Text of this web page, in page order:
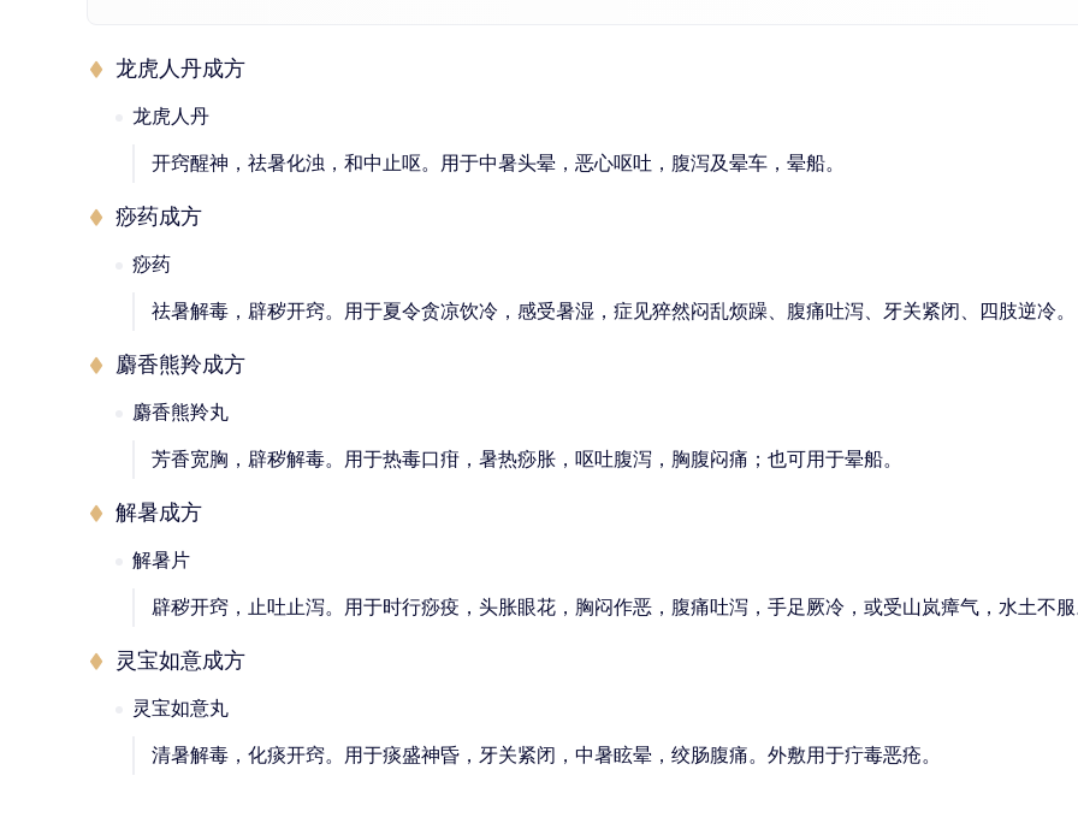
龙虎人丹成方
龙虎人丹
开窍醒神，祛暑化浊，和中止呕。用于中暑头晕，恶心呕吐，腹泻及晕车，晕船。
痧药成方
痧药
祛暑解毒，辟秽开窍。用于夏令贪凉饮冷，感受暑湿，症见猝然闷乱烦躁、腹痛吐泻、牙关紧闭、四肢逆冷。
麝香熊羚成方
麝香熊羚丸
芳香宽胸，辟秽解毒。用于热毒口疳，暑热痧胀，呕吐腹泻，胸腹闷痛；也可用于晕船。
解暑成方
解暑片
辟秽开窍，止吐止泻。用于时行痧疫，头胀眼花，胸闷作恶，腹痛吐泻，手足厥冷，或受山岚瘴气，水土不
灵宝如意成方
灵宝如意丸
清暑解毒，化痰开窍。用于痰盛神昏，牙关紧闭，中暑眩晕，绞肠腹痛。外敷用于疔毒恶疮。